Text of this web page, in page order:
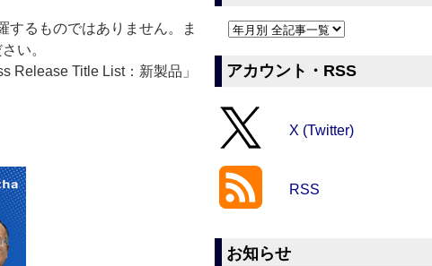
するものではありません。ま
い。
Release Title List：新製品」
アカウント・RSS
X (Twitter)
RSS
お知らせ